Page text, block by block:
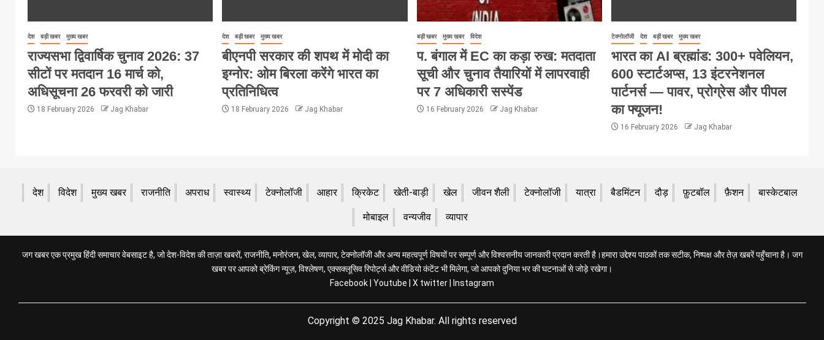
देश बड़ी खबर मुख्य खबर
राज्यसभा द्विवार्षिक चुनाव 2026: 37
सीटों पर मतदान 16 मार्च को,
अधिसूचना 26 फरवरी को जारी
18 February 2026 Jag Khabar
देश बड़ी खबर मुख्य खबर
बीएनपी सरकार की शपथ में मोदी का
इग्नोर: ओम बिरला करेंगे भारत का
प्रतिनिधित्व
18 February 2026 Jag Khabar
बड़ी खबर मुख्य खबर विदेश
प. बंगाल में EC का कड़ा रुख: मतदाता
सूची और चुनाव तैयारियों में लापरवाही
पर 7 अधिकारी सस्पेंड
16 February 2026 Jag Khabar
टेक्नोलॉजी देश बड़ी खबर मुख्य खबर
भारत का AI ब्रह्मांड: 300+ पवेलियन,
600 स्टार्टअप्स, 13 इंटरनेशनल
पार्टनर्स — पावर, प्रोग्रेस और पीपल
का फ्यूजन!
16 February 2026 Jag Khabar
देश विदेश मुख्य खबर राजनीति अपराध स्वास्थ्य टेक्नोलॉजी आहार क्रिकेट खेती-बाड़ी खेल जीवन शैली टेक्नोलॉजी यात्रा बैडमिंटन दौड़ फ़ुटबॉल फ़ैशन बास्केटबाल
मोबाइल वन्यजीव व्यापार
जग खबर एक प्रमुख हिंदी समाचार वेबसाइट है, जो देश-विदेश की ताज़ा खबरों, राजनीति, मनोरंजन, खेल, व्यापार, टेक्नोलॉजी और अन्य महत्वपूर्ण विषयों पर सम्पूर्ण और विश्वसनीय जानकारी प्रदान करती है।हमारा उद्देश्य पाठकों तक सटीक, निष्पक्ष और तेज़ खबरें पहुँचाना है। जग
खबर पर आपको ब्रेकिंग न्यूज़, विश्लेषण, एक्सक्लूसिव रिपोर्ट्स और वीडियो कंटेंट भी मिलेगा, जो आपको दुनिया भर की घटनाओं से जोड़े रखेगा।
Facebook Youtube X twitter Instagram
Copyright © 2025 Jag Khabar. All rights reserved